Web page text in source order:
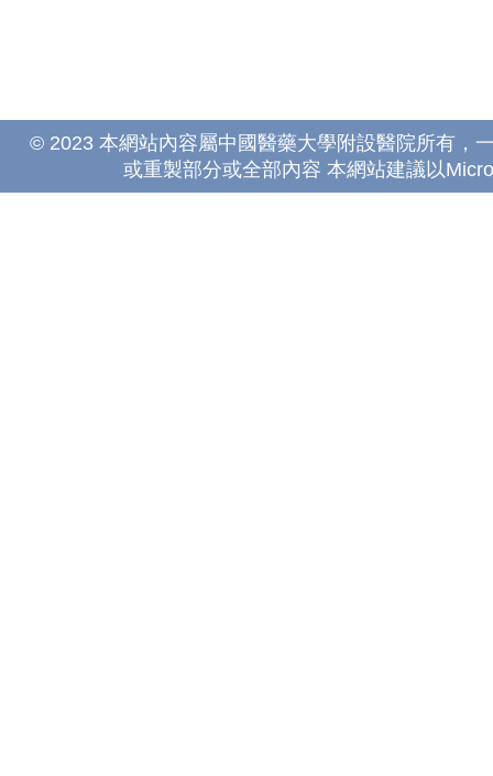
© 2023 本網站內容屬中國醫藥大學附設醫院所有，
或重製部分或全部內容 本網站建議以